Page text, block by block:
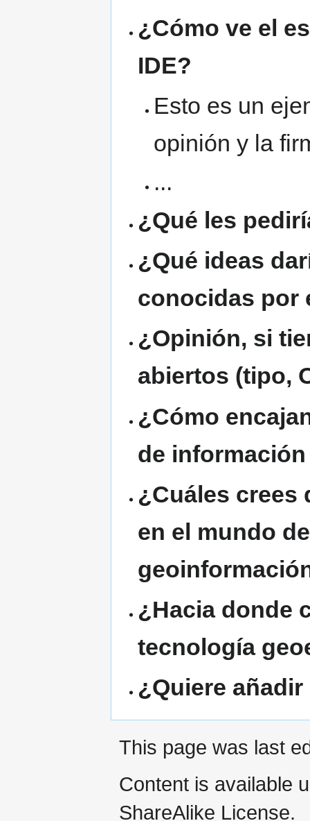
¿Cómo ve el
IDE?
Esto es un
opinión y la
...
¿Qué les
¿Qué ideas
conocidas por
¿Opinión, si
abiertos (tipo,
¿Cómo
de
¿Cuáles crees
en el mundo
¿Hacia donde
tecnología
¿Quiere
This page was last
Content is available
ShareAlike License.